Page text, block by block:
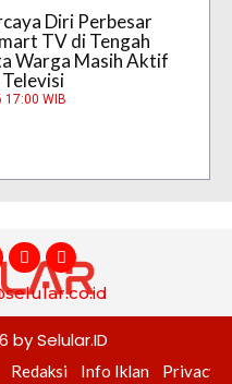
Diri Perbesar
TV di Tengah
Warga Masih Aktif
WIB
by Selular.ID
Redaksi Info Iklan Privacy